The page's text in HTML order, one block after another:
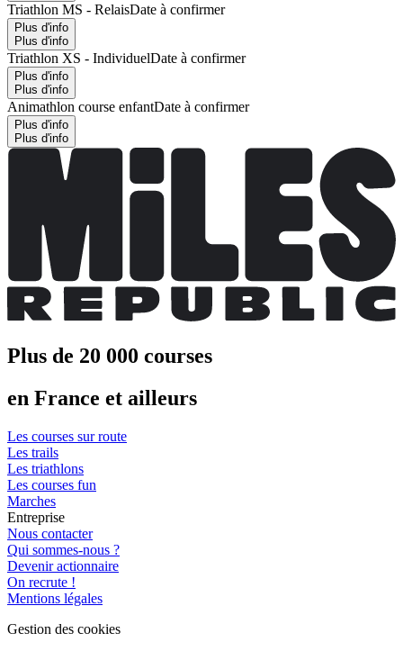
Triathlon MS - RelaisDate à confirmer
Plus d'info
Plus d'info
Triathlon XS - IndividuelDate à confirmer
Plus d'info
Plus d'info
Animathlon course enfantDate à confirmer
Plus d'info
Plus d'info
Plus de 20 000 courses
en France et ailleurs
Les courses sur route
Les trails
Les triathlons
Les courses fun
Marches
Entreprise
Nous contacter
Qui sommes-nous ?
Devenir actionnaire
On recrute !
Mentions légales
Gestion des cookies